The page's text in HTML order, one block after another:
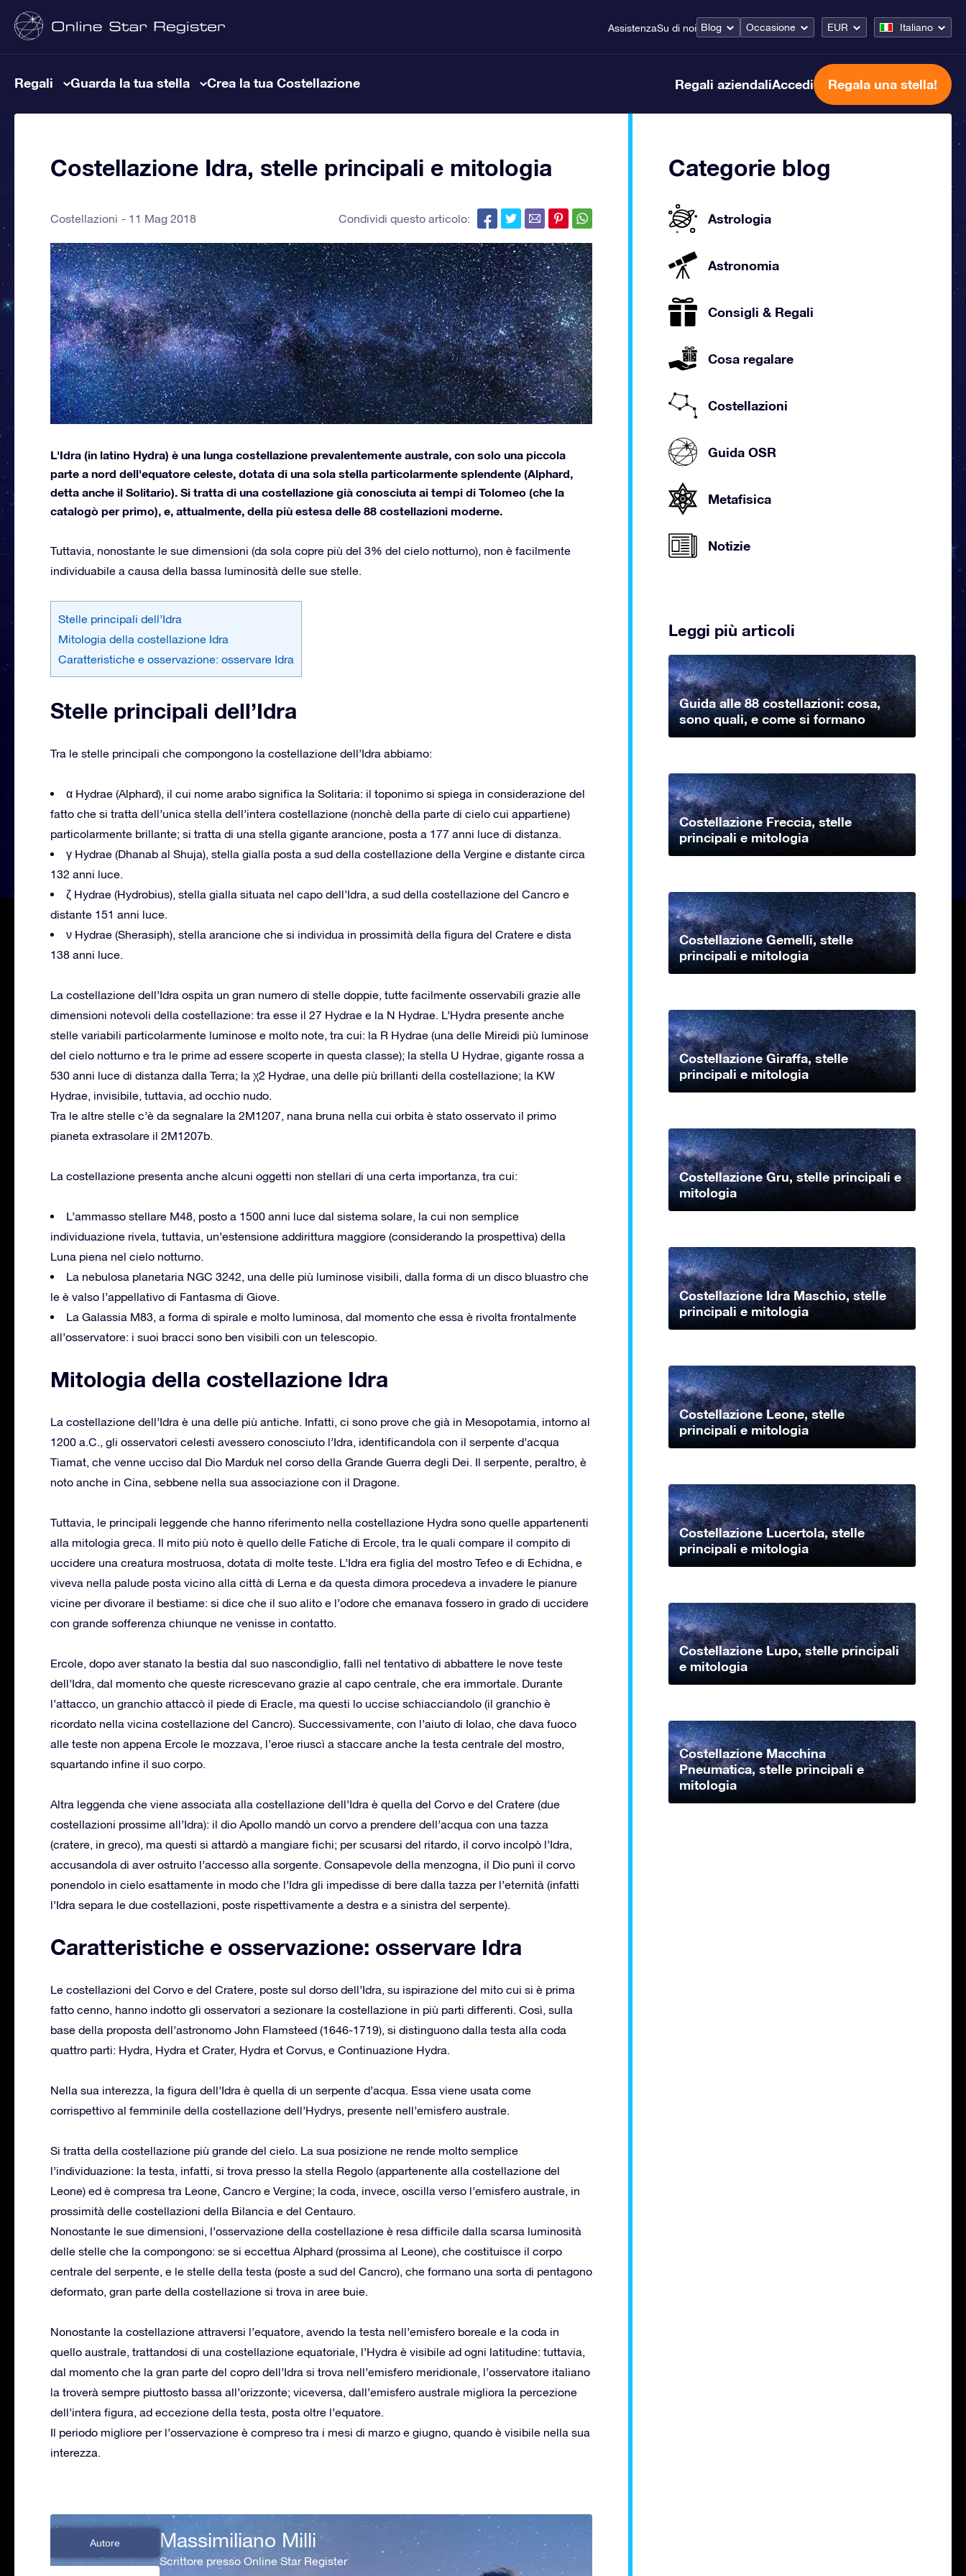
AssistenzaSu di noi Blog Occasione EUR Italiano
Regali Guarda la tua stella Crea la tua Costellazione Regali aziendaliAccedi Regala una stella!
Costellazione Idra, stelle principali e mitologia
Costellazioni 11 Mag 2018 Condividi questo articolo:
L'Idra (in latino Hydra) è una lunga costellazione prevalentemente australe, con solo una piccola
parte a nord dell'equatore celeste, dotata di una sola stella particolarmente splendente (Alphard,
detta anche il Solitario). Si tratta di una costellazione già conosciuta ai tempi di Tolomeo (che la
catalogò per primo), e, attualmente, della più estesa delle 88 costellazioni moderne.
Tuttavia, nonostante le sue dimensioni (da sola copre più del 3% del cielo notturno), non è facilmente
individuabile a causa della bassa luminosità delle sue stelle.
Stelle principali dell’Idra
Mitologia della costellazione Idra
Caratteristiche e osservazione: osservare Idra
Stelle principali dell’Idra
Tra le stelle principali che compongono la costellazione dell’Idra abbiamo:
α Hydrae (Alphard), il cui nome arabo significa la Solitaria: il toponimo si spiega in considerazione del
fatto che si tratta dell’unica stella dell’intera costellazione (nonchè della parte di cielo cui appartiene)
particolarmente brillante; si tratta di una stella gigante arancione, posta a 177 anni luce di distanza.
γ Hydrae (Dhanab al Shuja), stella gialla posta a sud della costellazione della Vergine e distante circa
132 anni luce.
ζ Hydrae (Hydrobius), stella gialla situata nel capo dell’Idra, a sud della costellazione del Cancro e
distante 151 anni luce.
ν Hydrae (Sherasiph), stella arancione che si individua in prossimità della figura del Cratere e dista
138 anni luce.
La costellazione dell’Idra ospita un gran numero di stelle doppie, tutte facilmente osservabili grazie alle
dimensioni notevoli della costellazione: tra esse il 27 Hydrae e la N Hydrae. L’Hydra presente anche
stelle variabili particolarmente luminose e molto note, tra cui: la R Hydrae (una delle Mireidi più luminose
del cielo notturno e tra le prime ad essere scoperte in questa classe); la stella U Hydrae, gigante rossa a
530 anni luce di distanza dalla Terra; la χ2 Hydrae, una delle più brillanti della costellazione; la KW
Hydrae, invisibile, tuttavia, ad occhio nudo.
Tra le altre stelle c’è da segnalare la 2M1207, nana bruna nella cui orbita è stato osservato il primo
pianeta extrasolare il 2M1207b.
La costellazione presenta anche alcuni oggetti non stellari di una certa importanza, tra cui:
L’ammasso stellare M48, posto a 1500 anni luce dal sistema solare, la cui non semplice
individuazione rivela, tuttavia, un’estensione addirittura maggiore (considerando la prospettiva) della
Luna piena nel cielo notturno.
La nebulosa planetaria NGC 3242, una delle più luminose visibili, dalla forma di un disco bluastro che
le è valso l’appellativo di Fantasma di Giove.
La Galassia M83, a forma di spirale e molto luminosa, dal momento che essa è rivolta frontalmente
all’osservatore: i suoi bracci sono ben visibili con un telescopio.
Mitologia della costellazione Idra
La costellazione dell’Idra è una delle più antiche. Infatti, ci sono prove che già in Mesopotamia, intorno al
1200 a.C., gli osservatori celesti avessero conosciuto l’Idra, identificandola con il serpente d’acqua
Tiamat, che venne ucciso dal Dio Marduk nel corso della Grande Guerra degli Dei. Il serpente, peraltro, è
noto anche in Cina, sebbene nella sua associazione con il Dragone.
Tuttavia, le principali leggende che hanno riferimento nella costellazione Hydra sono quelle appartenenti
alla mitologia greca. Il mito più noto è quello delle Fatiche di Ercole, tra le quali compare il compito di
uccidere una creatura mostruosa, dotata di molte teste. L’Idra era figlia del mostro Tefeo e di Echidna, e
viveva nella palude posta vicino alla città di Lerna e da questa dimora procedeva a invadere le pianure
vicine per divorare il bestiame: si dice che il suo alito e l’odore che emanava fossero in grado di uccidere
con grande sofferenza chiunque ne venisse in contatto.
Ercole, dopo aver stanato la bestia dal suo nascondiglio, fallì nel tentativo di abbattere le nove teste
dell’Idra, dal momento che queste ricrescevano grazie al capo centrale, che era immortale. Durante
l’attacco, un granchio attaccò il piede di Eracle, ma questi lo uccise schiacciandolo (il granchio è
ricordato nella vicina costellazione del Cancro). Successivamente, con l’aiuto di Iolao, che dava fuoco
alle teste non appena Ercole le mozzava, l’eroe riuscì a staccare anche la testa centrale del mostro,
squartando infine il suo corpo.
Altra leggenda che viene associata alla costellazione dell’Idra è quella del Corvo e del Cratere (due
costellazioni prossime all’Idra): il dio Apollo mandò un corvo a prendere dell’acqua con una tazza
(cratere, in greco), ma questi si attardò a mangiare fichi; per scusarsi del ritardo, il corvo incolpò l’Idra,
accusandola di aver ostruito l’accesso alla sorgente. Consapevole della menzogna, il Dio punì il corvo
ponendolo in cielo esattamente in modo che l’Idra gli impedisse di bere dalla tazza per l’eternità (infatti
l’Idra separa le due costellazioni, poste rispettivamente a destra e a sinistra del serpente).
Caratteristiche e osservazione: osservare Idra
Le costellazioni del Corvo e del Cratere, poste sul dorso dell’Idra, su ispirazione del mito cui si è prima
fatto cenno, hanno indotto gli osservatori a sezionare la costellazione in più parti differenti. Così, sulla
base della proposta dell’astronomo John Flamsteed (1646-1719), si distinguono dalla testa alla coda
quattro parti: Hydra, Hydra et Crater, Hydra et Corvus, e Continuazione Hydra.
Nella sua interezza, la figura dell’Idra è quella di un serpente d’acqua. Essa viene usata come
corrispettivo al femminile della costellazione dell’Hydrys, presente nell’emisfero australe.
Si tratta della costellazione più grande del cielo. La sua posizione ne rende molto semplice
l’individuazione: la testa, infatti, si trova presso la stella Regolo (appartenente alla costellazione del
Leone) ed è compresa tra Leone, Cancro e Vergine; la coda, invece, oscilla verso l’emisfero australe, in
prossimità delle costellazioni della Bilancia e del Centauro.
Nonostante le sue dimensioni, l’osservazione della costellazione è resa difficile dalla scarsa luminosità
delle stelle che la compongono: se si eccettua Alphard (prossima al Leone), che costituisce il corpo
centrale del serpente, e le stelle della testa (poste a sud del Cancro), che formano una sorta di pentagono
deformato, gran parte della costellazione si trova in aree buie.
Nonostante la costellazione attraversi l’equatore, avendo la testa nell’emisfero boreale e la coda in
quello australe, trattandosi di una costellazione equatoriale, l’Hydra è visibile ad ogni latitudine: tuttavia,
dal momento che la gran parte del copro dell’Idra si trova nell’emisfero meridionale, l’osservatore italiano
la troverà sempre piuttosto bassa all’orizzonte; viceversa, dall’emisfero australe migliora la percezione
dell’intera figura, ad eccezione della testa, posta oltre l’equatore.
Il periodo migliore per l’osservazione è compreso tra i mesi di marzo e giugno, quando è visibile nella sua
interezza.
Autore Massimiliano Milli
Scrittore presso Online Star Register
Categorie blog
Astrologia
Astronomia
Consigli & Regali
Cosa regalare
Costellazioni
Guida OSR
Metafisica
Notizie
Leggi più articoli
Guida alle 88 costellazioni: cosa,
sono quali, e come si formano
Costellazione Freccia, stelle
principali e mitologia
Costellazione Gemelli, stelle
principali e mitologia
Costellazione Giraffa, stelle
principali e mitologia
Costellazione Gru, stelle principali e
mitologia
Costellazione Idra Maschio, stelle
principali e mitologia
Costellazione Leone, stelle
principali e mitologia
Costellazione Lucertola, stelle
principali e mitologia
Costellazione Lupo, stelle principali
e mitologia
Costellazione Macchina
Pneumatica, stelle principali e
mitologia